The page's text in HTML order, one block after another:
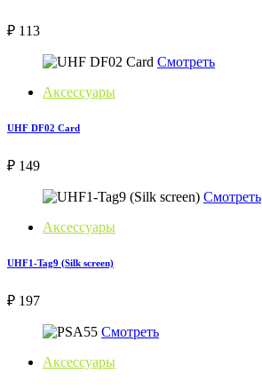
₽ 113
Смотреть
Аксессуары
UHF DF02 Card
₽ 149
Смотреть
Аксессуары
UHF1-Tag9 (Silk screen)
₽ 197
Смотреть
Аксессуары